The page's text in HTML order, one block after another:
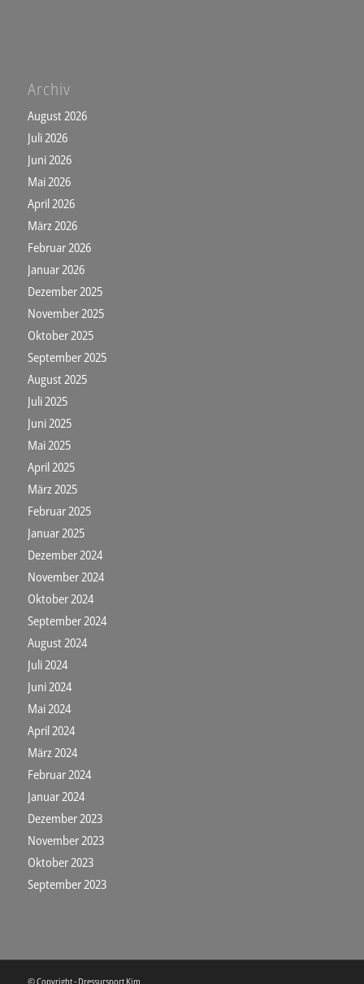
Archiv
August 2026
Juli 2026
Juni 2026
Mai 2026
April 2026
März 2026
Februar 2026
Januar 2026
Dezember 2025
November 2025
Oktober 2025
September 2025
August 2025
Juli 2025
Juni 2025
Mai 2025
April 2025
März 2025
Februar 2025
Januar 2025
Dezember 2024
November 2024
Oktober 2024
September 2024
August 2024
Juli 2024
Juni 2024
Mai 2024
April 2024
März 2024
Februar 2024
Januar 2024
Dezember 2023
November 2023
Oktober 2023
September 2023
© Copyright - Dressursport Kim